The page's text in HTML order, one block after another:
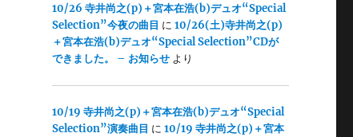
10/26 寺井尚之(p)＋宮本在浩(b)デュオ“Special
Selection”今夜の曲目 に 10/26(土)寺井尚之(p)
＋宮本在浩(b)デュオ“Special Selection”CDが
できました。 – お知らせより
10/19 寺井尚之(p)＋宮本在浩(b)デュオ“Special
Selection”演奏曲目 に 10/19 寺井尚之(p)＋宮本